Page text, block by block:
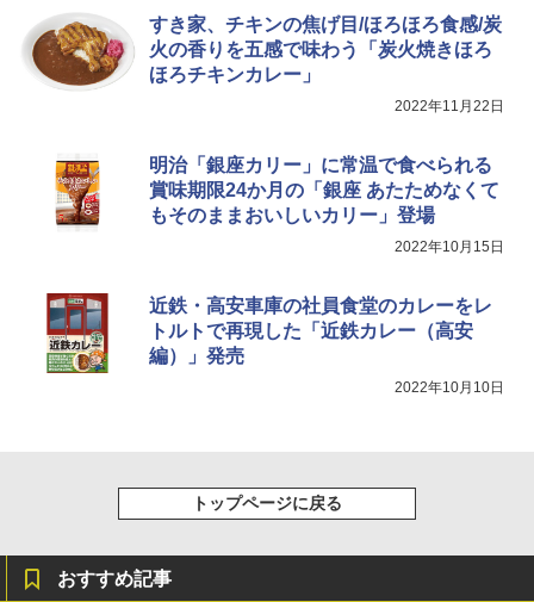
AX-XJ1-B ブラック 30L 2段調理 コンベ
クション トースト機能
￥44,800
すき家、チキンの焦げ目/ほろほろ食感/炭
火の香りを五感で味わう「炭火焼きほろ
ほろチキンカレー」
2022年11月22日
明治「銀座カリー」に常温で食べられる
賞味期限24か月の「銀座 あたためなくて
もそのままおいしいカリー」登場
2022年10月15日
近鉄・高安車庫の社員食堂のカレーをレ
トルトで再現した「近鉄カレー（高安
編）」発売
2022年10月10日
トップページに戻る
おすすめ記事